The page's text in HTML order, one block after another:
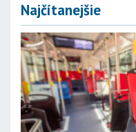
Najčítanejšie